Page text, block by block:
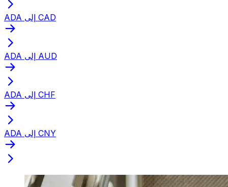
ADA إلى CAD
ADA إلى AUD
ADA إلى CHF
ADA إلى CNY